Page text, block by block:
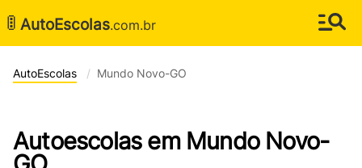
🚦 AutoEscolas.com.br
AutoEscolas Mundo Novo-GO
Autoescolas em Mundo Novo-